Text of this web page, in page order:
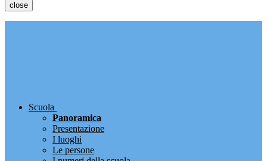
close
Scuola
Panoramica
Presentazione
I luoghi
Le persone